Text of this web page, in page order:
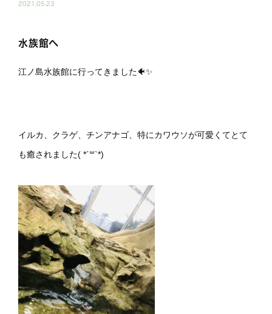
2021.05.23
水族館へ
江ノ島水族館に行ってきました🐠✨
イルカ、クラゲ、チンアナゴ、特にカワウソが可愛くてとて
も癒されました(​ *´꒳`*​)